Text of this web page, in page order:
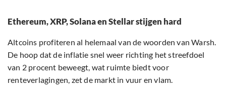
Ethereum, XRP, Solana en Stellar stijgen hard
Altcoins profiteren al helemaal van de woorden van Warsh.
De hoop dat de inflatie snel weer richting het streefdoel
van 2 procent beweegt, wat ruimte biedt voor
renteverlagingen, zet de markt in vuur en vlam.